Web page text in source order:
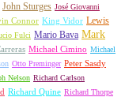
John Sturges José Giovanni
Connor King Vidor Lewis
Fulci Mario Bava Mark
Michael Cimino Michael
Otto Preminger Peter Sasdy
Nelson Richard Carlson
Richard Quine Richard Thorpe